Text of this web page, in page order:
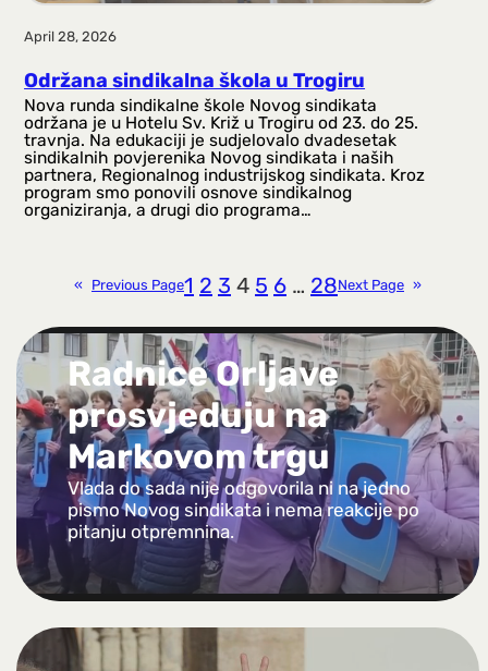
April 28, 2026
Održana sindikalna škola u Trogiru
Nova runda sindikalne škole Novog sindikata
održana je u Hotelu Sv. Križ u Trogiru od 23. do 25.
travnja. Na edukaciji je sudjelovalo dvadesetak
sindikalnih povjerenika Novog sindikata i naših
partnera, Regionalnog industrijskog sindikata. Kroz
program smo ponovili osnove sindikalnog
organiziranja, a drugi dio programa…
« Previous Page1 2 3 4 5 6 … 28Next Page »
Radnice Orljave
prosvjeduju na
Markovom trgu
Vlada do sada nije odgovorila ni na jedno
pismo Novog sindikata i nema reakcije po
pitanju otpremnina.